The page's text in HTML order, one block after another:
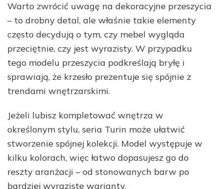
Warto zwrócić uwagę na dekoracyjne przeszycia
– to drobny detal, ale właśnie takie elementy
często decydują o tym, czy mebel wygląda
przeciętnie, czy jest wyrazisty. W przypadku
tego modelu przeszycia podkreślają bryłę i
sprawiają, że krzesło prezentuje się spójnie z
trendami wnętrzarskimi.
Jeżeli lubisz kompletować wnętrza w
określonym stylu, seria Turin może ułatwić
stworzenie spójnej kolekcji. Model występuje w
kilku kolorach, więc łatwo dopasujesz go do
reszty aranżacji – od stonowanych barw po
bardziej wyraziste warianty.